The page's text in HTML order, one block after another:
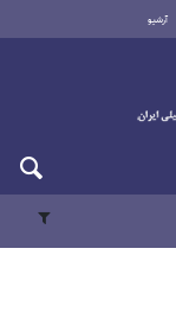
آرشیو